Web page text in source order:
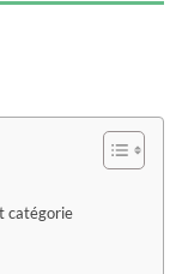
catégorie